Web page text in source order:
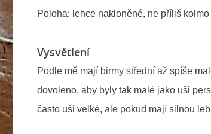
Poloha: lehce nakloněné, ne příliš
Vysvětlení
Podle mě mají birmy střední až spíše
dovoleno, aby byly tak malé jako uši
často uši velké, ale pokud mají silnou